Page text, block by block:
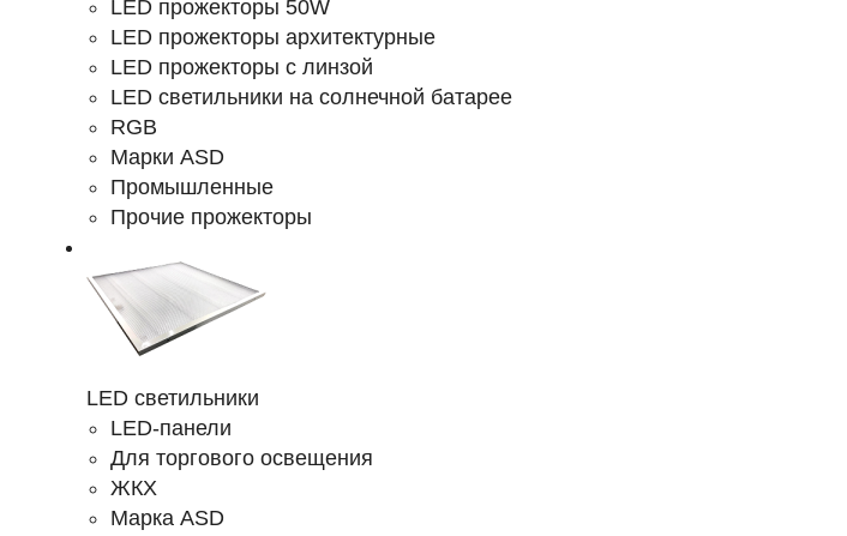
LED прожекторы 50W
LED прожекторы архитектурные
LED прожекторы с линзой
LED светильники на солнечной батарее
RGB
Марки ASD
Промышленные
Прочие прожекторы
LED светильники
LED-панели
Для торгового освещения
ЖКХ
Марка ASD